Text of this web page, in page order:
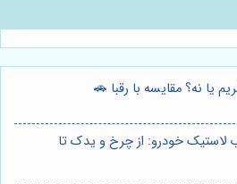
یا نه؟ مقایسه با رقبا 🚗
لاستیک خودرو: از چرخ و یدک تا